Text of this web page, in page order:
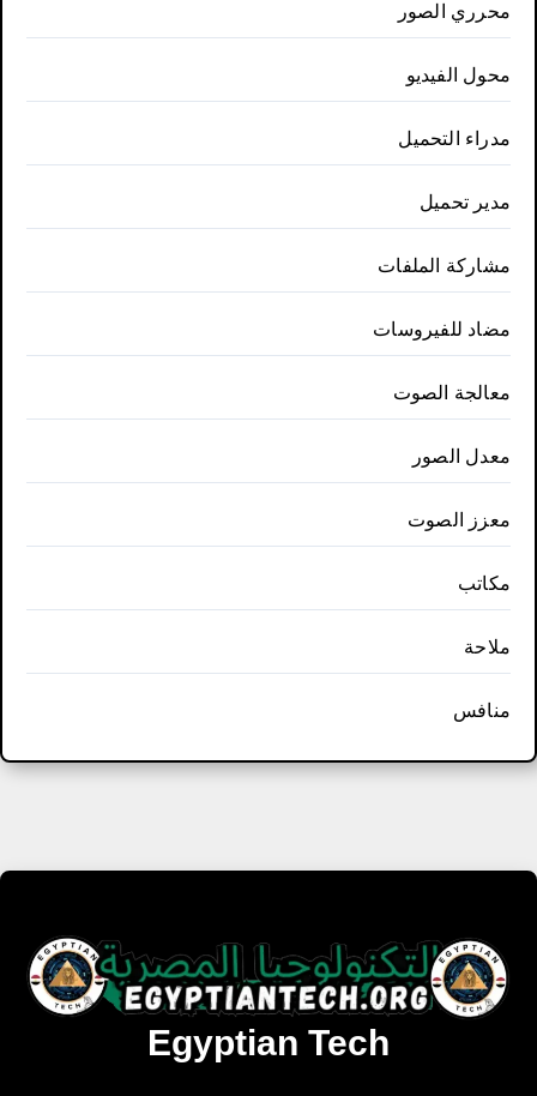
محرري الصور
محول الفيديو
مدراء التحميل
مدير تحميل
مشاركة الملفات
مضاد للفيروسات
معالجة الصوت
معدل الصور
معزز الصوت
مكاتب
ملاحة
منافس
Egyptian Tech